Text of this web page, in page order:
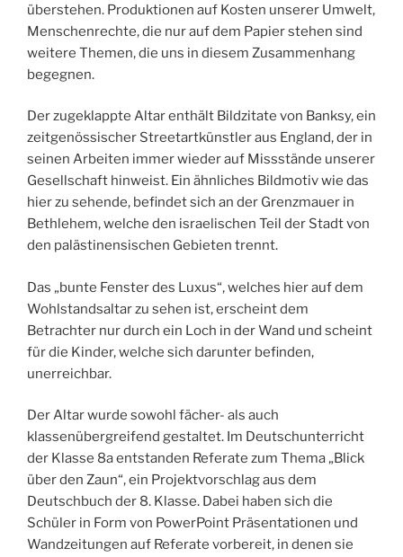
überstehen. Produktionen auf Kosten unserer Umwelt,
Menschenrechte, die nur auf dem Papier stehen sind
weitere Themen, die uns in diesem Zusammenhang
begegnen.
Der zugeklappte Altar enthält Bildzitate von Banksy, ein
zeitgenössischer Streetartkünstler aus England, der in
seinen Arbeiten immer wieder auf Missstände unserer
Gesellschaft hinweist. Ein ähnliches Bildmotiv wie das
hier zu sehende, befindet sich an der Grenzmauer in
Bethlehem, welche den israelischen Teil der Stadt von
den palästinensischen Gebieten trennt.
Das „bunte Fenster des Luxus“, welches hier auf dem
Wohlstandsaltar zu sehen ist, erscheint dem
Betrachter nur durch ein Loch in der Wand und scheint
für die Kinder, welche sich darunter befinden,
unerreichbar.
Der Altar wurde sowohl fächer- als auch
klassenübergreifend gestaltet. Im Deutschunterricht
der Klasse 8a entstanden Referate zum Thema „Blick
über den Zaun“, ein Projektvorschlag aus dem
Deutschbuch der 8. Klasse. Dabei haben sich die
Schüler in Form von PowerPoint Präsentationen und
Wandzeitungen auf Referate vorbereit, in denen sie